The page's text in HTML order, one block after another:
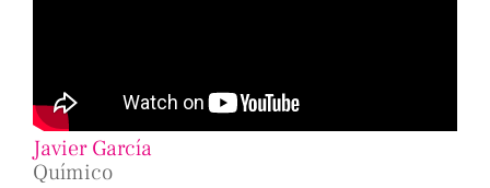
Javier García
Químico